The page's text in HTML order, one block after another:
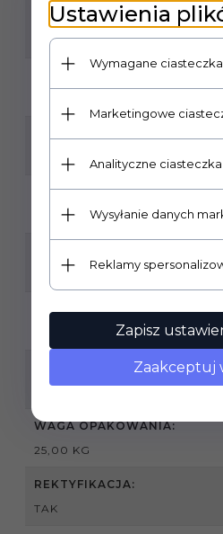
ILOŚĆ SZTUK W
ILOŚĆ M2 W OPAKOWANIU:
MATOWA
ZASTOSOWANIE:
WEWNĄTRZ / ZEWNĄTRZ
10 MM
PRODUKT SPRZEDAWANY
PODANA CENA DOTYCZY:
WAGA OPAKOWANIA:
25,00 KG
REKTYFIKACJA:
TAK
Ustawienia
Wymagane ciasteczka
Marketingowe
Analityczne ciasteczka
Wysyłanie danych
Reklamy
Zapisz
Zaakceptuj